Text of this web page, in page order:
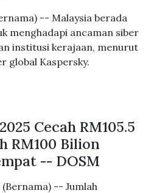
-- Malaysia berada
menghadapi ancaman siber
institusi kerajaan, menurut
global Kaspersky.
Cecah RM105.5
RM100 Bilion
-- DOSM
(Bernama) -- Jumlah